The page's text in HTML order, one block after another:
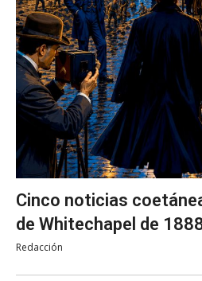
Cinco noticias
de Whitechapel de
Redacción